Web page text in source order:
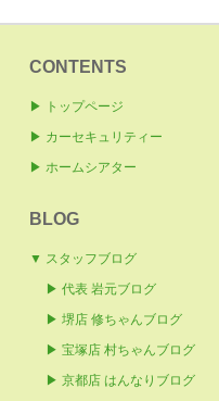
CONTENTS
▶ トップページ
▶ カーセキュリティー
▶ ホームシアター
BLOG
▼ スタッフブログ
▶ 代表 岩元ブログ
▶ 堺店 修ちゃんブログ
▶ 宝塚店 村ちゃんブログ
▶ 京都店 はんなりブログ